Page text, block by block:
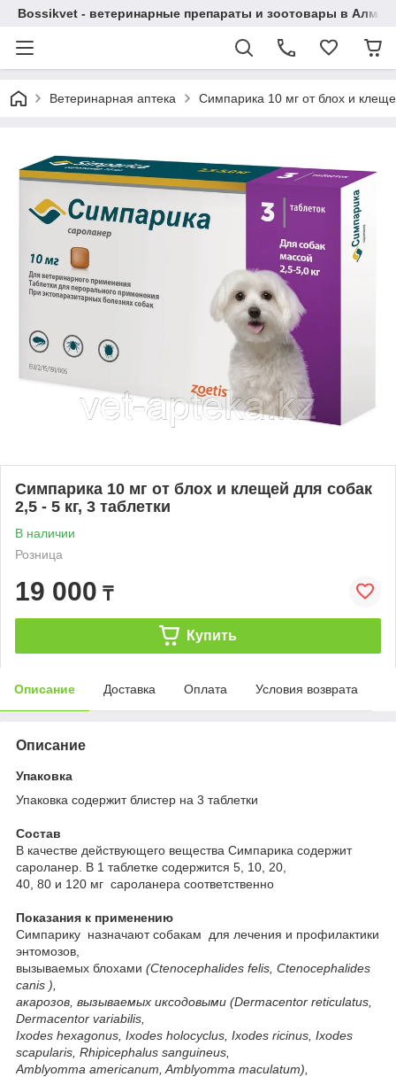
Bossikvet - ветеринарные препараты и зоотовары в
Ветеринарная аптека Симпарика 10 мг от блох и
Симпарика 10 мг от блох и клещей для собак
2,5 - 5 кг, 3 таблетки
В наличии
Розница
19 000 ₸
Купить
Описание Доставка Оплата Условия возврата
Описание
Упаковка
Упаковка содержит блистер на 3 таблетки
Состав
В качестве действующего вещества Симпарика содержит
сароланер. В 1 таблетке содержится 5, 10, 20,
40, 80 и 120 мг сароланера соответственно
Показания к применению
Симпарику назначают собакам для лечения и профилактики
энтомозов,
вызываемых блохами (Ctenocephalides felis, Ctenocephalides
canis ),
акарозов, вызываемых иксодовыми (Dermacentor reticulatus,
Dermacentor variabilis,
Ixodes hexagonus, Ixodes holocyclus, Ixodes ricinus, Ixodes
scapularis, Rhipicephalus sanguineus,
Amblyomma americanum, Amblyomma maculatum),